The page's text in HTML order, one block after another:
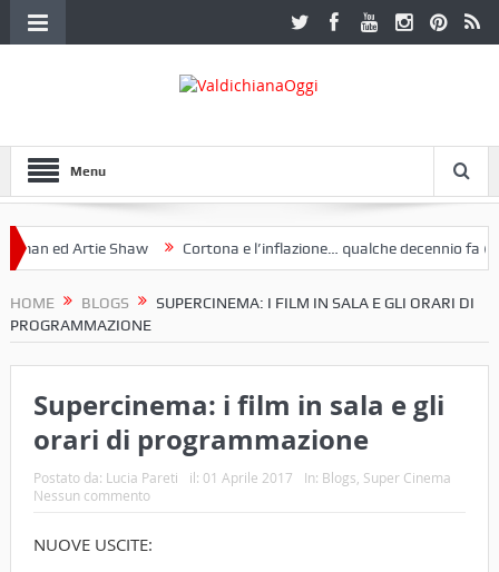
Menu
Artie Shaw Cortona e l’inflazione… qualche decennio fa (“Anche
HOME BLOGS
SUPERCINEMA: I FILM IN SALA E GLI ORARI DI
PROGRAMMAZIONE
Supercinema: i film in sala e gli
orari di programmazione
Postato da: Lucia Pareti il: 01 Aprile 2017 In: Blogs Super Cinema
Nessun commento
NUOVE USCITE: